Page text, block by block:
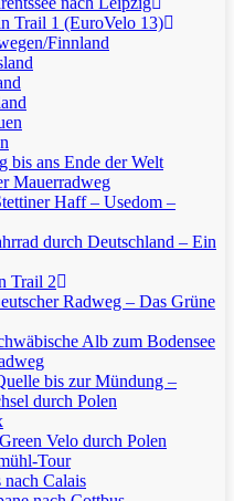
Trail 1 (EuroVelo 13)
Finnland
bis ans Ende der Welt
Mauerradweg
Haff – Usedom –
durch Deutschland – Ein
Trail 2
Radweg – Das Grüne
Alb zum Bodensee
bis zur Mündung –
durch Polen
Velo durch Polen
Tour
nach Calais